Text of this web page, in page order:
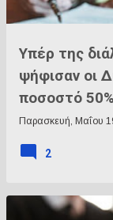
Υπέρ της
ψήφισαν οι
ποσοστό 50%
Παρασκευή, Μαΐου
2